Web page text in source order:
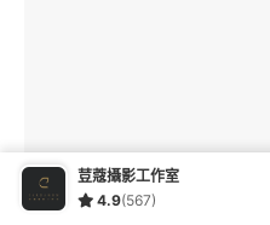
荳蔻攝影工作室
4.9(567)